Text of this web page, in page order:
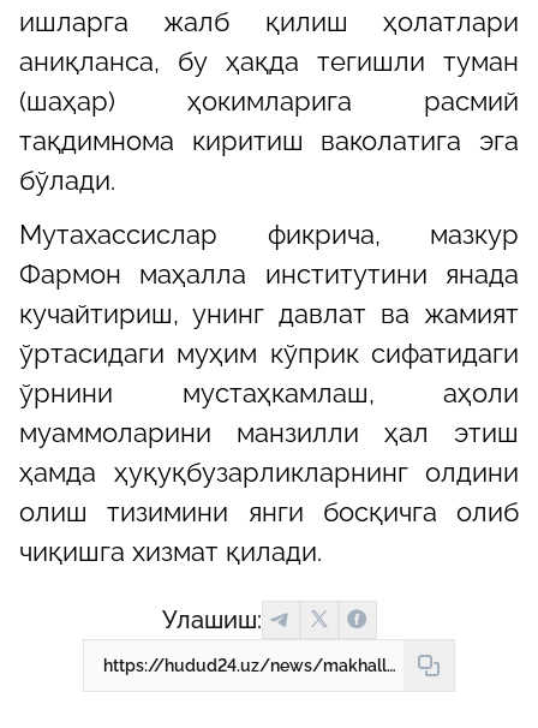
ишларга жалб қилиш ҳолатлари
аниқланса, бу ҳақда тегишли туман
(шаҳар) ҳокимларига расмий
тақдимнома киритиш ваколатига эга
бўлади.
Мутахассислар фикрича, мазкур
Фармон маҳалла институтини янада
кучайтириш, унинг давлат ва жамият
ўртасидаги муҳим кўприк сифатидаги
ўрнини мустаҳкамлаш, аҳоли
муаммоларини манзилли ҳал этиш
ҳамда ҳуқуқбузарликларнинг олдини
олиш тизимини янги босқичга олиб
чиқишга хизмат қилади.
Улашиш:
https://hudud24.uz/news/makhalla-boshkaruvida-iangi-boskich-vakolatlar-kengaimokda